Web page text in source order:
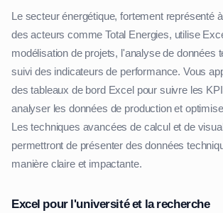
Le secteur énergétique, fortement représenté
des acteurs comme Total Energies, utilise
modélisation de projets, l'analyse de données
suivi des indicateurs de performance. Vous
des tableaux de bord Excel pour suivre les
analyser les données de production et
Les techniques avancées de calcul et de
permettront de présenter des données
manière claire et impactante.
Excel pour l'université et la recherche